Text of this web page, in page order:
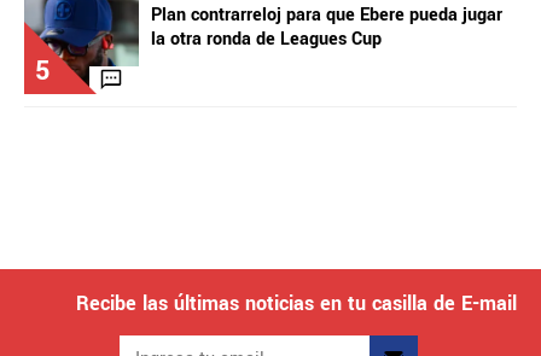
5
Plan contrarreloj para que Ebere pueda jugar
la otra ronda de Leagues Cup
Recibe las últimas noticias en tu casilla de E-mail